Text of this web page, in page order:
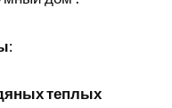
:
теплых